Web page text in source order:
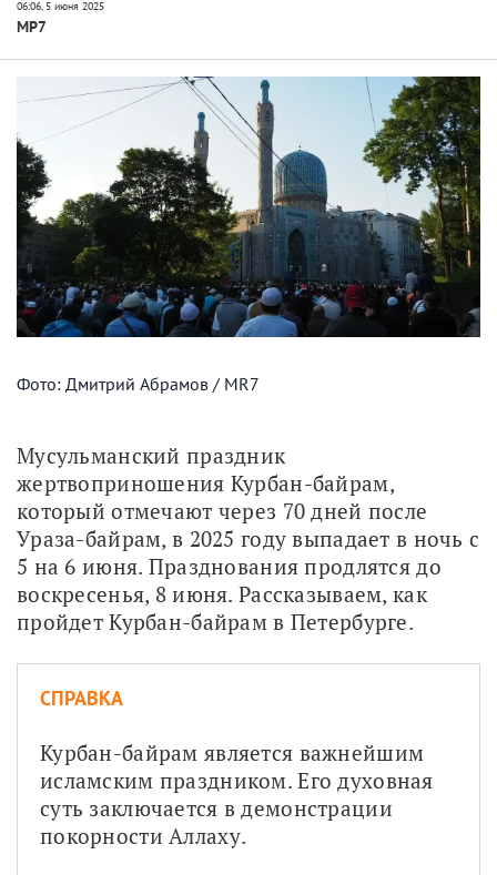
МР7
Фото: Дмитрий Абрамов / MR7
Мусульманский праздник
жертвоприношения Курбан-байрам,
который отмечают через 70 дней после
Ураза-байрам, в 2025 году выпадает в ночь с
5 на 6 июня. Празднования продлятся до
воскресенья, 8 июня. Рассказываем, как
пройдет Курбан-байрам в Петербурге.
СПРАВКА
Курбан-байрам является важнейшим
исламским праздником. Его духовная
суть заключается в демонстрации
покорности Аллаху.